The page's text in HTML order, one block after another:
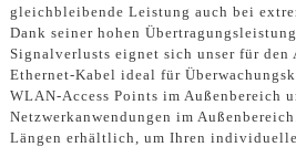
gleichbleibende Leistung auch bei
Dank seiner hohen
Signalverlusts eignet sich unser für den
Ethernet-Kabel ideal für
WLAN-Access Points im Außenbereich
Netzwerkanwendungen im
Längen erhältlich, um Ihren